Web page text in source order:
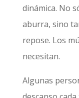
dinámica. No
aburra, sino
repose. Los
necesitan.
Algunas